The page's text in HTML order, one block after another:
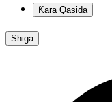
Ƙara Qasida
Shiga